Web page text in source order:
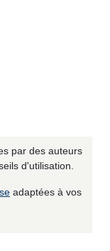
par des auteurs
d'utilisation.
adaptées à vos